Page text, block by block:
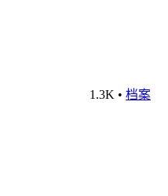
1.3K • 档案